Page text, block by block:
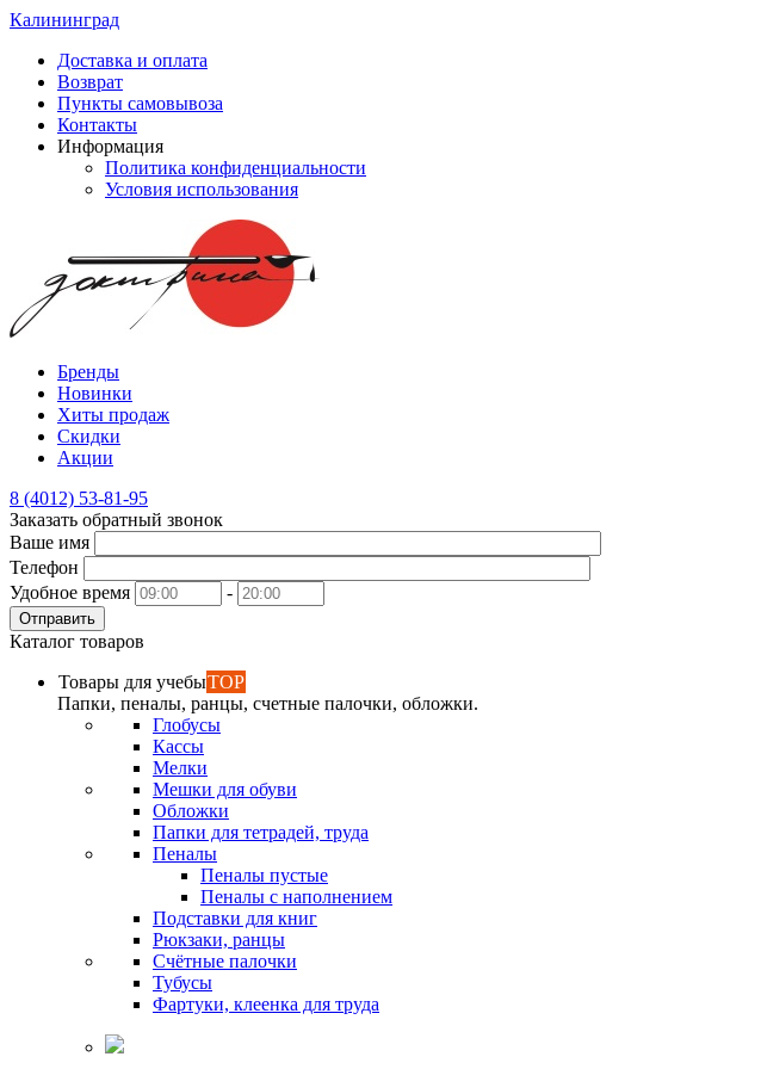
Калининград
Доставка и оплата
Возврат
Пункты самовывоза
Контакты
Информация
Политика конфиденциальности
Условия использования
Бренды
Новинки
Хиты продаж
Скидки
Акции
8 (4012) 53-81-95
Заказать обратный звонок
Ваше имя
Телефон
Удобное время
-
Отправить
Каталог товаров
Товары для учебыTOP
Папки, пеналы, ранцы, счетные палочки, обложки.
Глобусы
Кассы
Мелки
Мешки для обуви
Обложки
Папки для тетрадей, труда
Пеналы
Пеналы пустые
Пеналы с наполнением
Подставки для книг
Рюкзаки, ранцы
Счётные палочки
Тубусы
Фартуки, клеенка для труда